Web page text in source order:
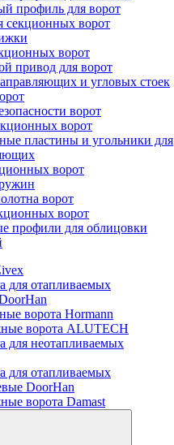
профиль для ворот
секционных ворот
ворот
привод для ворот
и угловых стоек
ворот
ворот
пластины и угольники для
ворот
ворот
ворот
профили для облицовки
для отапливаемых
ворота Hormann
ворота ALUTECH
для неотапливаемых
для отапливаемых
DoorHan
ворота Damast